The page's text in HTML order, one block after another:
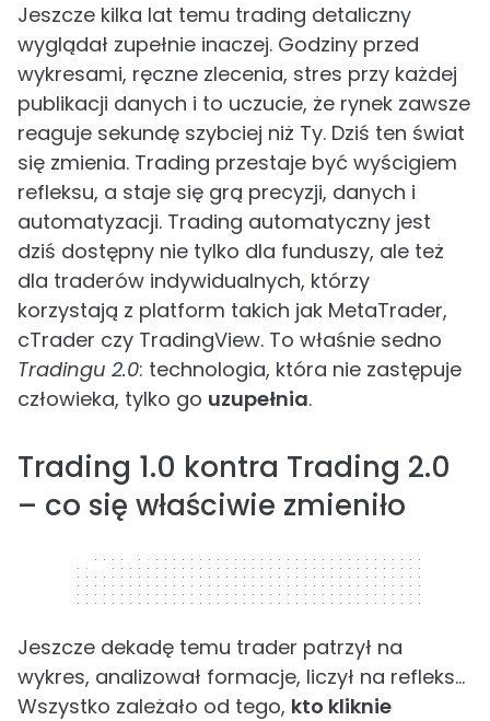
Jeszcze kilka lat temu trading detaliczny
wyglądał zupełnie inaczej. Godziny przed
wykresami, ręczne zlecenia, stres przy każdej
publikacji danych i to uczucie, że rynek zawsze
reaguje sekundę szybciej niż Ty. Dziś ten świat
się zmienia. Trading przestaje być wyścigiem
refleksu, a staje się grą precyzji, danych i
automatyzacji. Trading automatyczny jest
dziś dostępny nie tylko dla funduszy, ale też
dla traderów indywidualnych, którzy
korzystają z platform takich jak MetaTrader,
cTrader czy TradingView. To właśnie sedno
Tradingu 2.0: technologia, która nie zastępuje
człowieka, tylko go uzupełnia.
Trading 1.0 kontra Trading 2.0
– co się właściwie zmieniło
320 x 50
Jeszcze dekadę temu trader patrzył na
wykres, analizował formacje, liczył na refleks...
Wszystko zależało od tego, kto kliknie